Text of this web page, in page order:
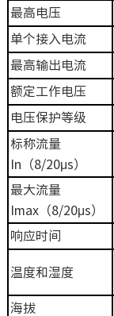
最高电压
单个接入电流
最高输出电流
额定工作电压
电压保护等级
标称流量
In（8/20μs）
最大流量
Imax（8/20μs）
响应时间
温度和湿度
海拔